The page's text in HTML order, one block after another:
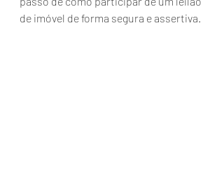
de imóvel de forma segura e assertiva.